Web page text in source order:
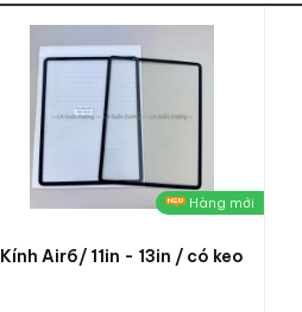
Hàng mới
Kính Air6/ 11in - 13in / có keo